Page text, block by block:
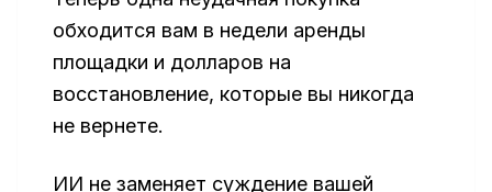
обходится вам в недели аренды
площадки и долларов на
восстановление, которые вы никогда
не вернете.
ИИ не заменяет суждение вашей